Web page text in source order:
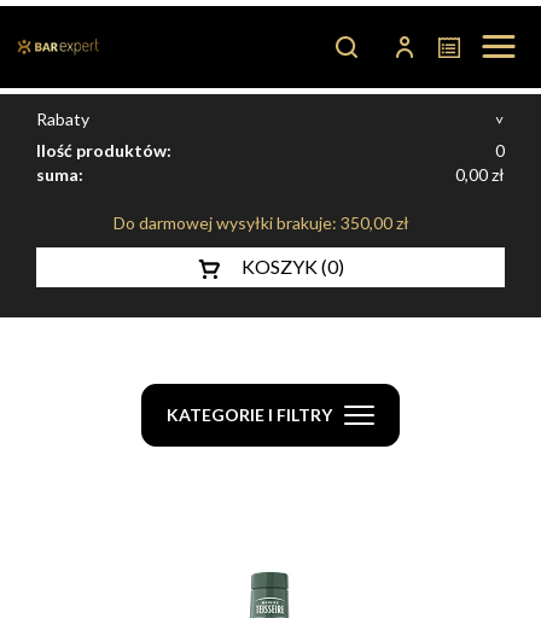
0
0,00 zł
Do darmowej wysyłki brakuje: 350,00 zł
KOSZYK (0)
KATEGORIE I FILTRY